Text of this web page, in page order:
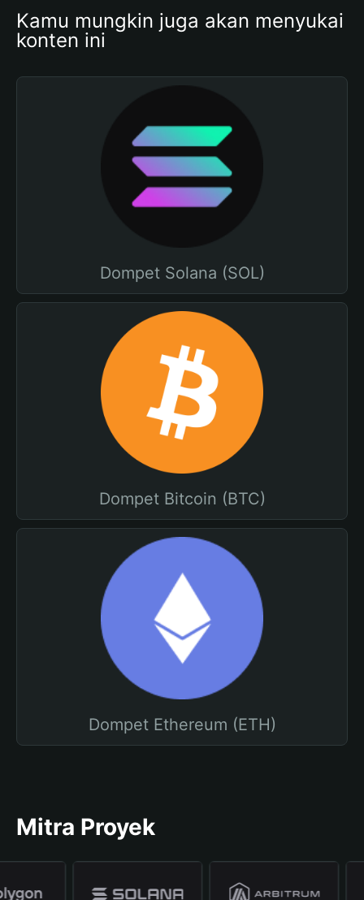
Kamu mungkin juga akan menyukai
konten ini
Dompet Solana (SOL)
Dompet Bitcoin (BTC)
Dompet Ethereum (ETH)
Mitra Proyek